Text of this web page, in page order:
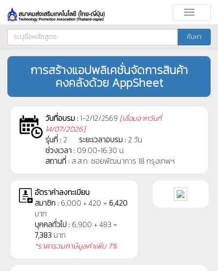
Toggle
ค้นหา
การสร้างแอปพลิเคชั่นจัดการสินค้า
คงคลังด้วย AppSheet
วันที่อบรม :1-2/12/2569 [เลื่อนจากวันที่
14/07/2026]
รุ่นที่ : 2 ระยะเวลาอบรม : 2 วัน
ช่วงเวลา : 09:00-16:30 น.
สถานที่ : ส.ส.ท. ซอยพัฒนาการ 18 กรุงเทพฯ
อัตราค่าลงทะเบียน
สมาชิก : 6,000 + 420 = 6,420
บาท
บุคคลทั่วไป : 6,900 + 483 =
7,383 บาท
*ราคารวมภาษีมูลค่าเพิ่ม 7%